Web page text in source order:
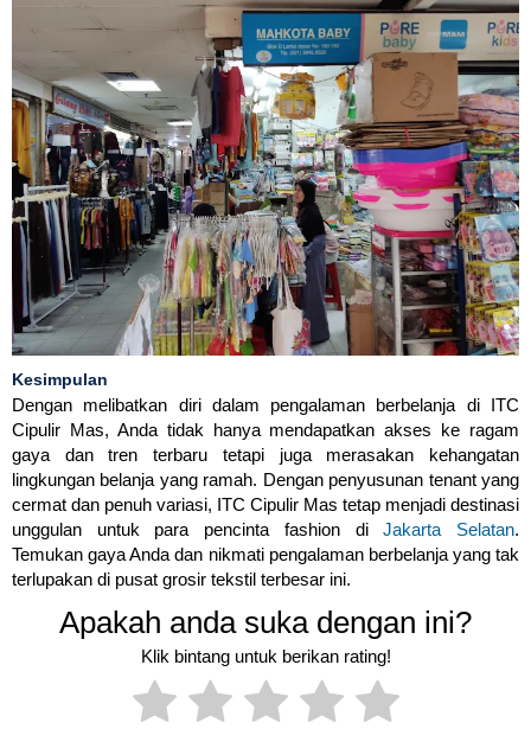
Kesimpulan
Dengan melibatkan diri dalam pengalaman berbelanja di ITC
Cipulir Mas, Anda tidak hanya mendapatkan akses ke ragam
gaya dan tren terbaru tetapi juga merasakan kehangatan
lingkungan belanja yang ramah. Dengan penyusunan tenant yang
cermat dan penuh variasi, ITC Cipulir Mas tetap menjadi destinasi
unggulan untuk para pencinta fashion diJakarta Selatan.
Temukan gaya Anda dan nikmati pengalaman berbelanja yang tak
terlupakan di pusat grosir tekstil terbesar ini.
Apakah anda suka dengan ini?
Klik bintang untuk berikan rating!